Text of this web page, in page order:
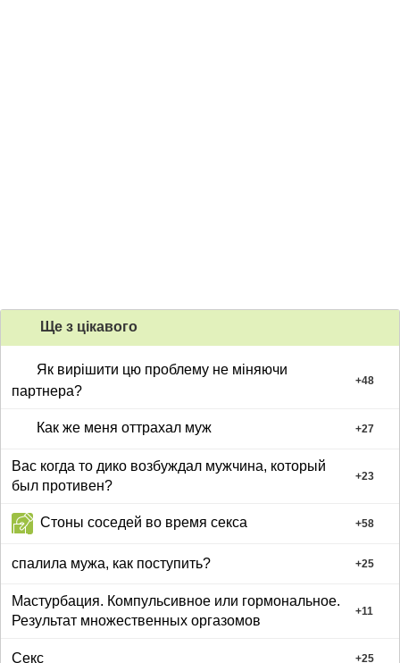
Ще з цiкавого
Як вирішити цю проблему не міняючи
партнера?
+48
Как же меня оттрахал муж +27
Вас когда то дико возбуждал мужчина, который
был противен?
+23
Стоны соседей во время секса +58
спалила мужа, как поступить? +25
Мастурбация. Компульсивное или гормональное.
Результат множественных оргазомов
+11
Секс +25